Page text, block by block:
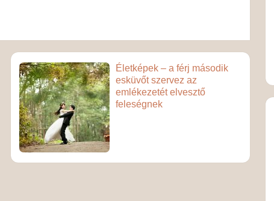
Életképek – a férj második
esküvőt szervez az
emlékezetét elvesztő
feleségnek